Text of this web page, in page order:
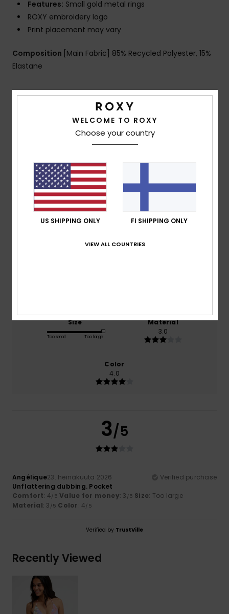
Features: Small gold metal rings
ROXY embroidery logo
Print placement may vary
Composition [Main Fabric] 85% Recycled Polyester, 15%
Elastane
Shipping & Returns
Customer Reviews
Average Score
3.0
1 verified reviewssince heinäkuuta 2026
Size
Too small Too large
Material
3.0
Color
4.0
3/5
Angélique23. heinäkuuta 2026
Verified purchase
Unflattering dubbing. Pocket
Comfort: 4/5 Value for money: 3 /5 Size: Too large
Material: 3 /5 Color: 4/5
Verified by TrustVille
Recently Viewed
WELCOME TO ROXY
Choose your country
US SHIPPING ONLY FI SHIPPING ONLY
VIEW ALL COUNTRIES